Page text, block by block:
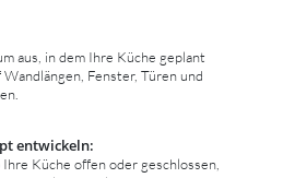
aus, in dem Ihre Küche geplant
Fenster, Türen und
entwickeln:
Küche offen oder geschlossen,